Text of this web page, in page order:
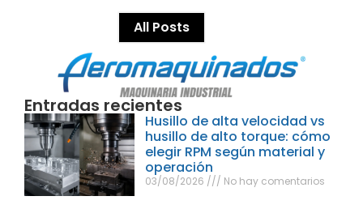
All Posts
Entradas recientes
Husillo de alta velocidad vs
husillo de alto torque: cómo
elegir RPM según material y
operación
03/08/2026 No hay comentarios